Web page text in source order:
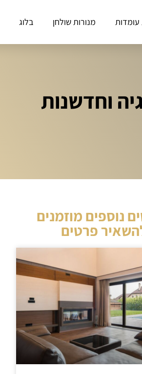
עומדות מנורות שולחן בלוג
וחדשנות
נוספים מוזמנים
פרטים